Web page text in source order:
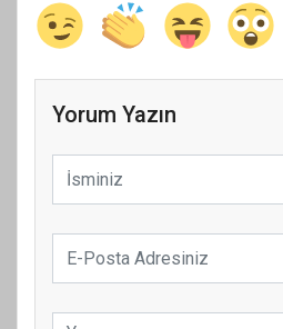
Yorum Yazın